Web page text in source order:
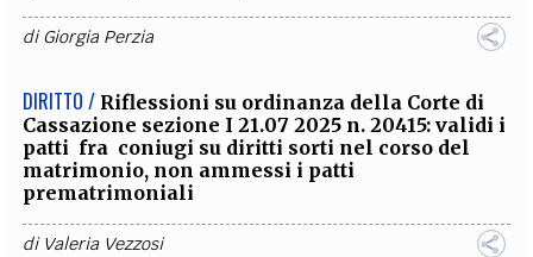
diGiorgia Perzia
DIRITTO / Riflessioni su ordinanza della Corte di
Cassazione sezione I 21.07 2025 n. 20415: validi i
patti fra coniugi su diritti sorti nel corso del
matrimonio, non ammessi i patti
prematrimoniali
di Valeria Vezzosi